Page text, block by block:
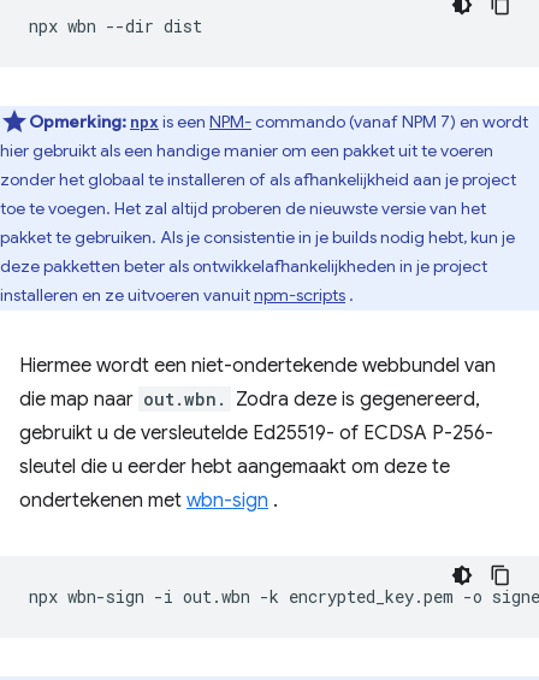
npx wbn --dir
Opmerking: npx is een NPM-commando (vanaf NPM 7) en wordt
hier gebruikt als een handige manier om een ​​pakket uit te voeren
zonder het globaal te installeren of als afhankelijkheid aan je project
toe te voegen. Het zal altijd proberen de nieuwste versie van het
pakket te gebruiken. Als je consistentie in je builds nodig hebt, kun je
deze pakketten beter als ontwikkelafhankelijkheden in je project
installeren en ze uitvoeren vanuitnpm-scripts .
Hiermee wordt een niet-ondertekende webbundel van
die map naar out.wbn.
Zodra deze is gegenereerd,
gebruikt u de versleutelde Ed25519- of ECDSA P-256-
sleutel die u eerder hebt aangemaakt om deze te
ondertekenen met wbn-sign .
npx wbn-sign -i out.wbn -k encrypted_key.pem -o